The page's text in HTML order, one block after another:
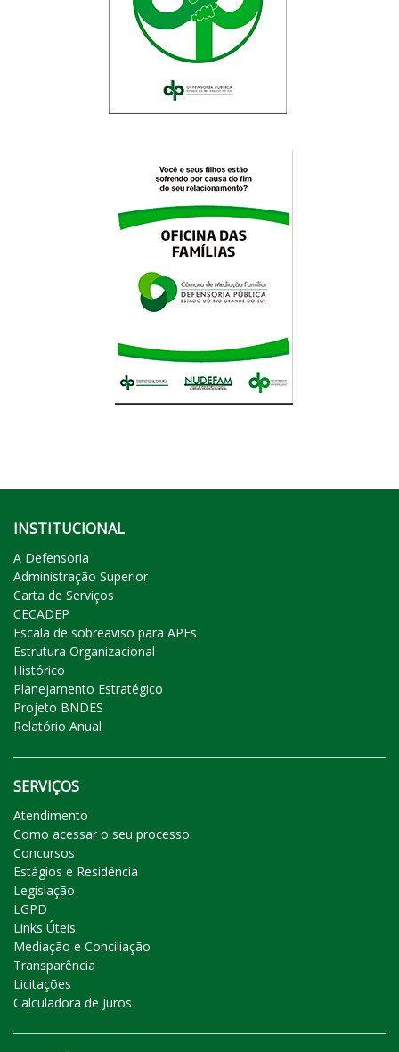
INSTITUCIONAL
A Defensoria
Administração Superior
Carta de Serviços
CECADEP
Escala de sobreaviso para APFs
Estrutura Organizacional
Histórico
Planejamento Estratégico
Projeto BNDES
Relatório Anual
SERVIÇOS
Atendimento
Como acessar o seu processo
Concursos
Estágios e Residência
Legislação
LGPD
Links Úteis
Mediação e Conciliação
Transparência
Licitações
Calculadora de Juros